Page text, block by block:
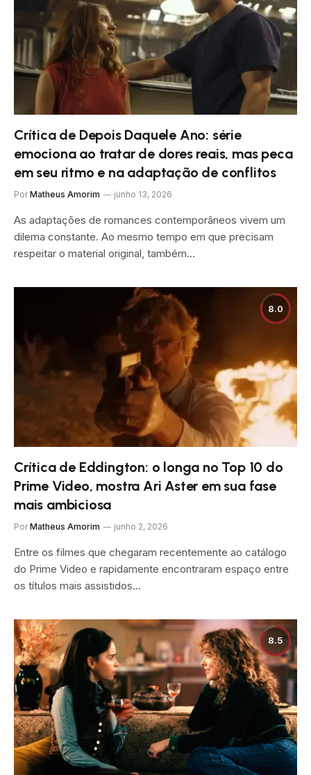
Crítica de Depois Daquele Ano: série
emociona ao tratar de dores reais, mas peca
em seu ritmo e na adaptação de conflitos
Por Matheus Amorim junho 13, 2026
As adaptações de romances contemporâneos vivem um
dilema constante. Ao mesmo tempo em que precisam
respeitar o material original, também…
8.0
Crítica de Eddington: o longa no Top 10 do
Prime Video, mostra Ari Aster em sua fase
mais ambiciosa
Por Matheus Amorim junho 2, 2026
Entre os filmes que chegaram recentemente ao catálogo
do Prime Video e rapidamente encontraram espaço entre
os títulos mais assistidos…
8.5